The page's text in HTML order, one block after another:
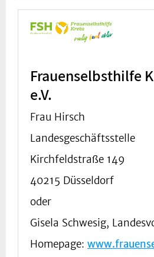
Frauenselbsthilfe
e.V.
Frau Hirsch
Landesgeschäftsstelle
Kirchfeldstraße 149
40215 Düsseldorf
oder
Gisela Schwesig,
Homepage: